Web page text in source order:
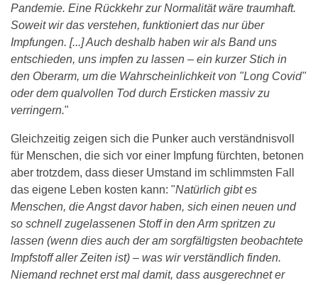
Pandemie. Eine Rückkehr zur Normalität wäre traumhaft.
Soweit wir das verstehen, funktioniert das nur über
Impfungen. [...] Auch deshalb haben wir als Band uns
entschieden, uns impfen zu lassen – ein kurzer Stich in
den Oberarm, um die Wahrscheinlichkeit von "Long Covid"
oder dem qualvollen Tod durch Ersticken massiv zu
verringern."
Gleichzeitig zeigen sich die Punker auch verständnisvoll
für Menschen, die sich vor einer Impfung fürchten, betonen
aber trotzdem, dass dieser Umstand im schlimmsten Fall
das eigene Leben kosten kann: "Natürlich gibt es
Menschen, die Angst davor haben, sich einen neuen und
so schnell zugelassenen Stoff in den Arm spritzen zu
lassen (wenn dies auch der am sorgfältigsten beobachtete
Impfstoff aller Zeiten ist) – was wir verständlich finden.
Niemand rechnet erst mal damit, dass ausgerechnet er